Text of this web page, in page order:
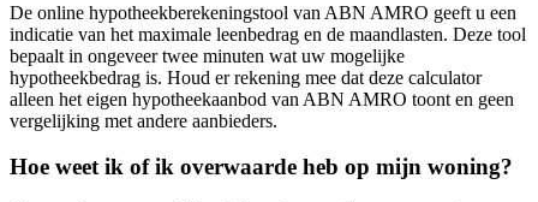
De online hypotheekberekeningstool van ABN AMRO geeft u een
indicatie van het maximale leenbedrag en de maandlasten. Deze tool
bepaalt in ongeveer twee minuten wat uw mogelijke
hypotheekbedrag is. Houd er rekening mee dat deze calculator
alleen het eigen hypotheekaanbod van ABN AMRO toont en geen
vergelijking met andere aanbieders.
Hoe weet ik of ik overwaarde heb op mijn woning?